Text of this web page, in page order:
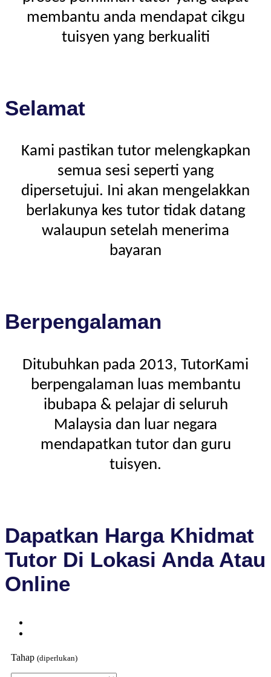
membantu anda mendapat cikgu
tuisyen yang berkualiti
Selamat
Kami pastikan tutor melengkapkan
semua sesi seperti yang
dipersetujui. Ini akan mengelakkan
berlakunya kes tutor tidak datang
walaupun setelah menerima
bayaran
Berpengalaman
Ditubuhkan pada 2013, TutorKami
berpengalaman luas membantu
ibubapa & pelajar di seluruh
Malaysia dan luar negara
mendapatkan tutor dan guru
tuisyen.
Dapatkan Harga Khidmat
Tutor Di Lokasi Anda Atau
Online
Tahap (diperlukan)